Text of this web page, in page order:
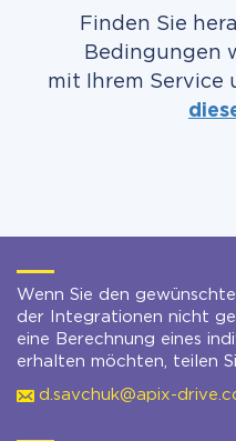
Finden Sie
Bedingungen
mit Ihrem Service
Wenn Sie den
der Integrationen nicht
eine Berechnung eines
erhalten möchten, teilen
d.savchuk@apix-